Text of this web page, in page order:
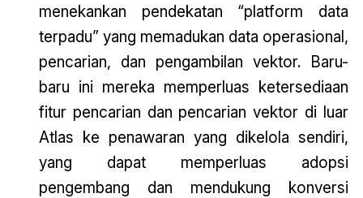
menekankan pendekatan “platform data
terpadu” yang memadukan data operasional,
pencarian, dan pengambilan vektor. Baru-
baru ini mereka memperluas ketersediaan
fitur pencarian dan pencarian vektor di luar
Atlas ke penawaran yang dikelola sendiri,
yang dapat memperluas adopsi
pengembang dan mendukung konversi